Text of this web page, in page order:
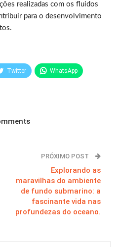
realizadas com os fluidos
para o desenvolvimento
Twitter WhatsApp
PRÓXIMO POST
Explorando as
maravilhas do ambiente
de fundo submarino: a
fascinante vida nas
profundezas do oceano.